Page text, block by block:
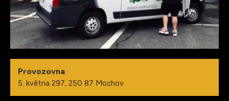
Provozovna
5. května 297, 250 87 Mochov